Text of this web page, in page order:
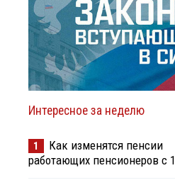
Интересное за неделю
1
Как изменятся пенсии
работающих пенсионеров с